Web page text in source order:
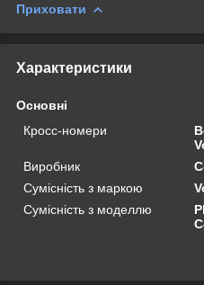
Приховати
Характеристики
Основні
Кросс-номери
Виробник
Сумісність з маркою
Сумісність з моделлю